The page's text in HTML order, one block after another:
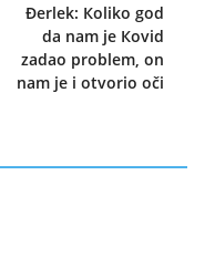
Đerlek: Кoliko god
da nam je Кovid
zadao problem, on
nam je i otvorio oči